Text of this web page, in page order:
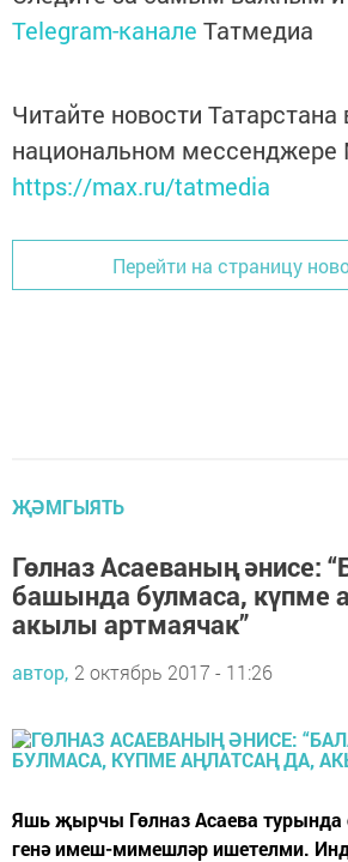
Telegram-канале Татмедиа
Читайте новости Татарстана
национальном мессенджере
https://max.ru/tatmedia
Перейти на страницу
ҖӘМГЫЯТЬ
Гөлназ Асаеваның әнисе:
башында булмаса, күпме
акылы артмаячак”
автор, 2 октябрь 2017 - 11:26
Яшь җырчы Гөлназ Асаева турында
генә имеш-мимешләр ишетелми.